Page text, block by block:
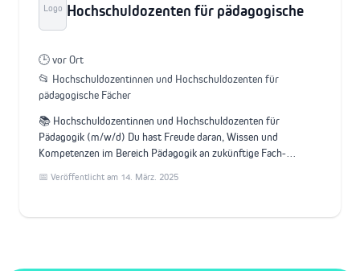
Logo Hochschuldozenten für pädagogische
🕒 vor Ort
📂 Hochschuldozentinnen und Hochschuldozenten für
pädagogische Fächer
📚 Hochschuldozentinnen und Hochschuldozenten für
Pädagogik (m/w/d) Du hast Freude daran, Wissen und
Kompetenzen im Bereich Pädagogik an zukünftige Fach-…
📅 Veröffentlicht am 14. März. 2025